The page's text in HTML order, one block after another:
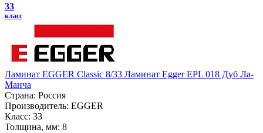
33
класс
Ламинат EGGER Classic 8/33 Ламинат Egger EPL 018 Дуб Ла-
Манча
Страна: Россия
Производитель: EGGER
Класс: 33
Толщина, мм: 8